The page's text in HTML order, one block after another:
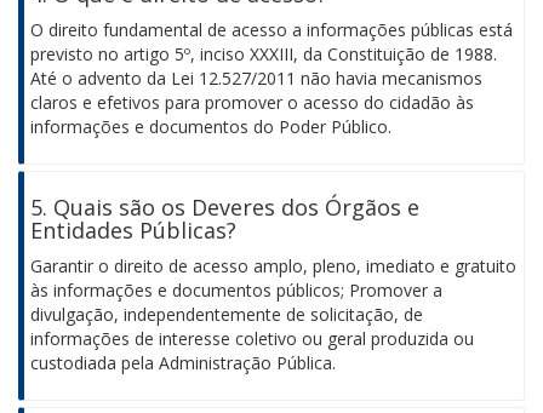
O direito fundamental de acesso a informações públicas está
previsto no artigo 5º, inciso XXXIII, da Constituição de 1988.
Até o advento da Lei 12.527/2011 não havia mecanismos
claros e efetivos para promover o acesso do cidadão às
informações e documentos do Poder Público.
5. Quais são os Deveres dos Órgãos e
Entidades Públicas?
Garantir o direito de acesso amplo, pleno, imediato e gratuito
às informações e documentos públicos; Promover a
divulgação, independentemente de solicitação, de
informações de interesse coletivo ou geral produzida ou
custodiada pela Administração Pública.